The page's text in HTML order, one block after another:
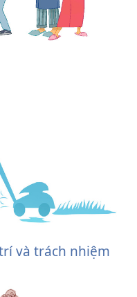
và trách nhiệm